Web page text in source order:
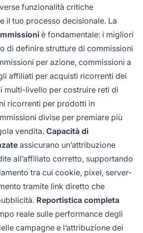
funzionalità critiche
il tuo processo decisionale. La
è fondamentale: i migliori
di definire strutture di commissioni
per azione, commissioni a
affiliati per acquisti ricorrenti dei
multi-livello per costruire reti di
ricorrenti per prodotti in
divise per premiare più
vendita. Capacità di
assicurano un’attribuzione
all’affiliato corretto, supportando
tra cui cookie, pixel, server-
tramite link diretto che
Reportistica completa
reale sulle performance degli
campagne e l’attribuzione dei